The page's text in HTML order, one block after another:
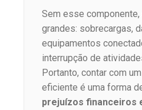
Sem esse
grandes: sobrecargas,
equipamentos
interrupção de
Portanto, contar com
eficiente é uma forma
prejuízos financeiros